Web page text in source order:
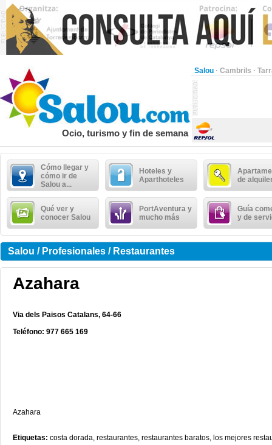
Salou · Cambrils ·
Ocio, turismo y fin de semana
Cómo llegar y
cómo ir de
Salou a...
Hoteles y
Aparthoteles
de
Qué ver y
conocer Salou
PortAventura y
mucho más
Guía
y de
Salou / Profesionales / Restaurantes
Azahara
Via dels Paisos Catalans, 64-66
Teléfono: 977 665 169
Azahara
Etiquetas: costa dorada, restaurantes, restaurantes baratos, los mejores